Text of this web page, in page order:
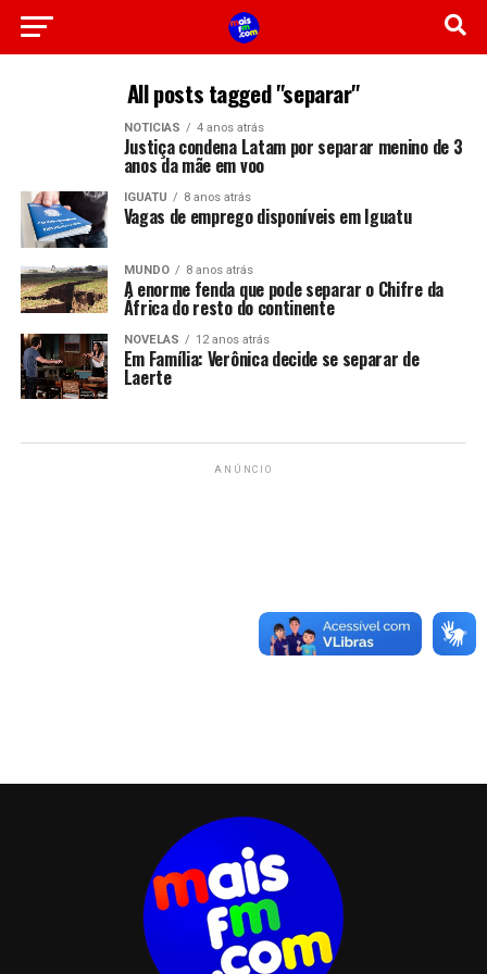
All posts tagged "separar"
NOTICIAS 4 anos atrás
Justiça condena Latam por separar menino de 3
anos da mãe em voo
IGUATU 8 anos atrás
Vagas de emprego disponíveis em Iguatu
MUNDO 8 anos atrás
A enorme fenda que pode separar o Chifre da
África do resto do continente
NOVELAS 12 anos atrás
Em Família: Verônica decide se separar de
Laerte
ANÚNCIO